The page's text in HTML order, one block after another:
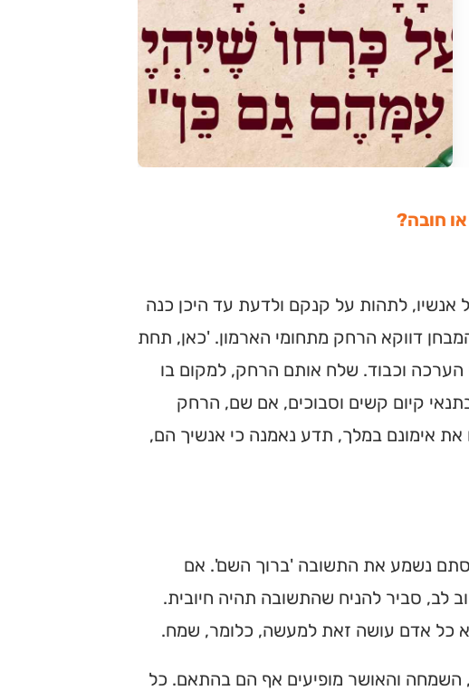
חובה?
לתהות על קנקם ולדעת עד היכן כנה
דווקא הרחק מתחומי הארמון. 'כאן, תחת
הערכה וכבוד. שלח אותם הרחק, למקום בו
קיום קשים וסבוכים, אם שם, הרחק
את אימונם במלך, תדע נאמנה כי אנשיך הם,
נשמע את התשובה 'ברוך השם'. אם
לב, סביר להניח שהתשובה תהיה חיובית.
כל אדם עושה זאת למעשה, כלומר, שמח.
השמחה והאושר מופיעים אף הם בהתאם. כל